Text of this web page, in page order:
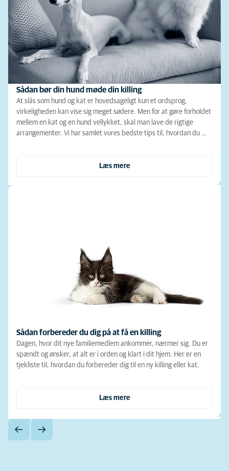
Sådan bør din hund møde din killing
At slås som hund og kat er hovedsageligt kun et ordsprog,
virkeligheden kan vise sig meget sødere. Men for at gøre forholdet
mellem en kat og en hund vellykket, skal man lave de rigtige
arrangementer. Vi har samlet vores bedste tips til, hvordan du …
Læs mere
Sådan forbereder du dig på at få en killing
Dagen, hvor dit nye familiemedlem ankommer, nærmer sig. Du er
spændt og ønsker, at alt er i orden og klart i dit hjem. Her er en
tjekliste til, hvordan du forbereder dig til en ny killing eller kat.
Læs mere